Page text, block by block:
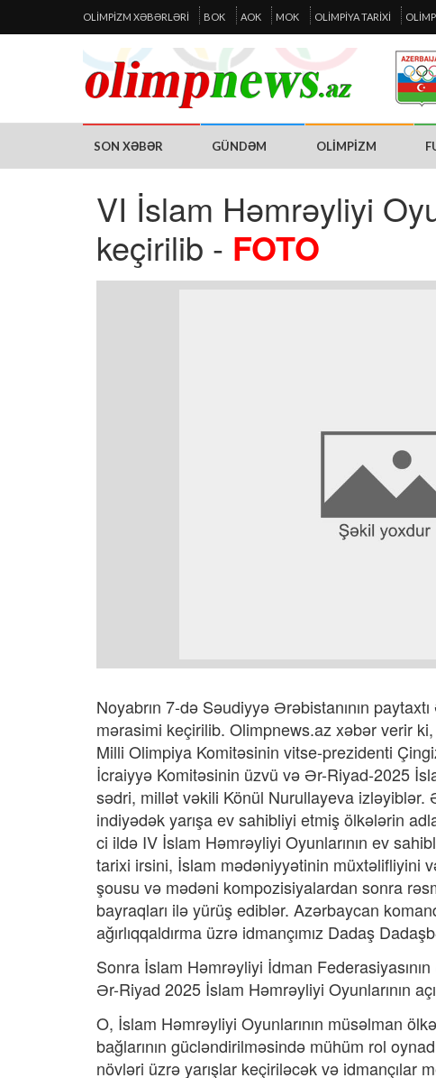
OLIMPIZM XƏBƏRLƏRI BOK AOK MOK OLIMPIYA TARIXI
SON XƏBƏR GÜNDƏM OLIMPIZM
VI İslam Həmrəyliyi
keçirilib - FOTO
Noyabrın 7-də Səudiyyə Ərəbistanının
mərasimi keçirilib. Olimpnews.az xəbər verir
Milli Olimpiya Komitəsinin vitse-prezidenti
İcraiyyə Komitəsinin üzvü və Ər-Riyad-2025
sədri, millət vəkili Könül Nurullayeva
indiyədək yarışa ev sahibliyi etmiş ölkələrin
ci ildə IV İslam Həmrəyliyi Oyunlarının ev
tarixi irsini, İslam mədəniyyətinin müxtəlifliyini
şousu və mədəni kompozisiyalardan sonra
bayraqları ilə yürüş ediblər. Azərbaycan
ağırlıqqaldırma üzrə idmançımız Dadaş
Sonra İslam Həmrəyliyi İdman
Ər-Riyad 2025 İslam Həmrəyliyi Oyunlarının
O, İslam Həmrəyliyi Oyunlarının müsəlman
bağlarının gücləndirilməsində mühüm rol
növləri üzrə yarışlar keçiriləcək və idmançılar